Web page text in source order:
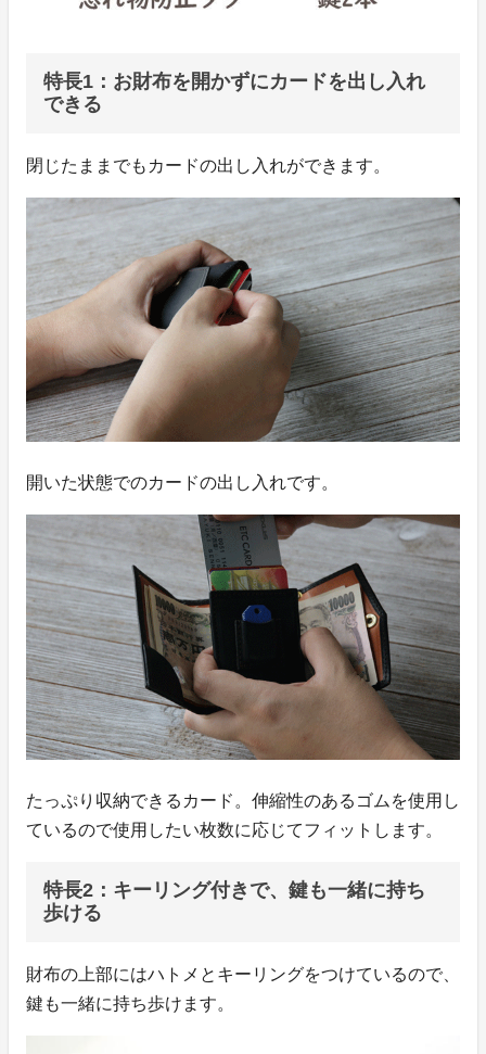
特長1：お財布を開かずにカードを出し入れ
できる
閉じたままでもカードの出し入れができます。
開いた状態でのカードの出し入れです。
たっぷり収納できるカード。伸縮性のあるゴムを使用し
ているので使用したい枚数に応じてフィットします。
特長2：キーリング付きで、鍵も一緒に持ち
歩ける
財布の上部にはハトメとキーリングをつけているので、
鍵も一緒に持ち歩けます。